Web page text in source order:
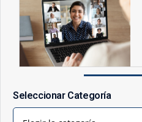
Seleccionar Categoría